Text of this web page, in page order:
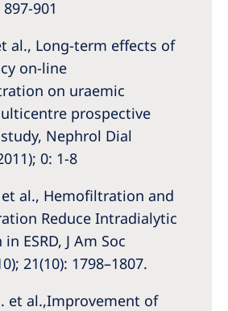
901
al., Long-term effects of
on-line
on uraemic
prospective
Nephrol Dial
0: 1-8
et al., Hemofiltration and
Reduce Intradialytic
ESRD, J Am Soc
21(10): 1798–1807.
et al.,Improvement of